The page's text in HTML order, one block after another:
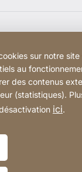
sur notre
au
des contenus
(statistiques).
ici.